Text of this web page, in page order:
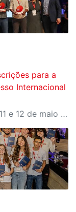
para a
Internacional
O evento gratuito acontece nos dias 11 e 12 de maio e reunirá especialistas em torno do tema “Educação que Transforma”. As vagas para participação presencial são limitadas, e a submissão de trabalhos pode ser feita até 31 de março